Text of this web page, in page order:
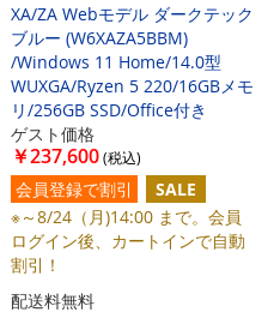
XA/ZA Webモデル ダークテック
ブルー (W6XAZA5BBM)
/Windows 11 Home/14.0型
WUXGA/Ryzen 5 220/16GBメモ
リ/256GB SSD/Office付き
ゲスト価格
￥237,600
会員登録で割引
SALE
※～8/24（月)14:00 まで。会員
ログイン後、カートインで自動
割引！
配送料無料